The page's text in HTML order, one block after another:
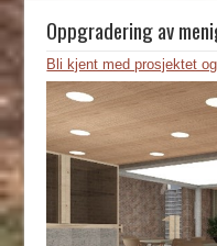
Oppgradering av
Bli kjent med prosjektet